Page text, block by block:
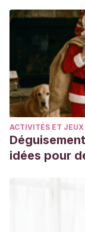
ACTIVITÉS ET JEUX
idées pour